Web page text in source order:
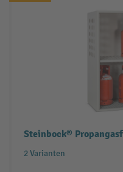
Steinbock®
2 Varianten